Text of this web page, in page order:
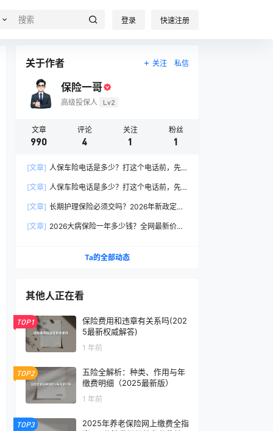
登录 快速注册
关于作者 关注 私信
保险一哥
高级投保人 Lv2
文章
990
评论
4
关注
1
粉丝
1
[文章] 人保车险电话是多少？打这个电话前，先
[文章] 人保车险电话是多少？打这个电话前，先
[文章] 长期护理保险必须交吗？2026年新政定
[文章] 2026大病保险一年多少钱？全网最新价格
Ta的全部动态
其他人正在看
TOP1
保险费用和违章有关系吗(202
5最新权威解答)
1 年前
TOP2
五险全解析：种类、作用与年
缴费明细（2025最新版）
1 年前
TOP3
2025年养老保险网上缴费全指